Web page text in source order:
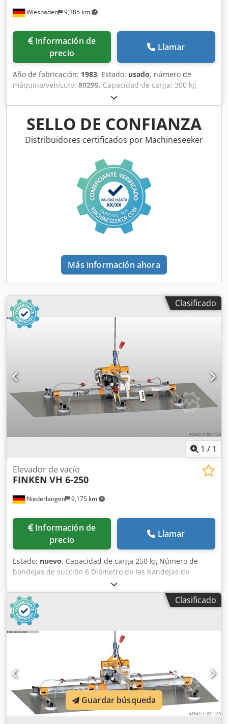
Wiesbaden 9,385 km
Información de
precio
Llamar
Año de fabricación: 1983, Estado: usado, número de
máquina/vehículo: 80295, Capacidad de carga: 300 kg
Djdpfx Ake Rw Nqe Hock Peso: 550 kg Altura de
construcción: 1000 mm
SELLO DE CONFIANZA
Distribuidores certificados por Machineseeker
Más información ahora
Clasificado
1 / 1
Niederlangen 9,175 km
Elevador de vacío
FINKEN VH 6-250
Información de
precio
Llamar
Estado: nuevo, Capacidad de carga 250 kg Número de
bandejas de succión 6 Diámetro de las bandejas de
aspiración 215 mm Elevador por vacío VH 6-250 para el
transporte horizontal de paneles lisos, secos y herméticos.
Robusta estructura portante de acero, pintada en RAL
2000 con bajo peso propio. Compuesta de: - 1x travesaño
longitudinal galvanizado con una longitud de 2.400 mm. -
3x travesaños galvanizados con una longitud de 1.000 mm.
- 6x ventosas articuladas y regulables con resorte - 6x
ventosas Ø 215 mm, en caso de desgaste la junta puede
separarse de su soporte metálico a bajo coste y sin
herramientas. - 6x válvulas de bola para desconectar las
ventosas individuales, de modo que los formatos más
pequeños puedan pueden elevarse sin tener que mover
las ventosas ni los travesaños. - 1x cable de conexión en
Clasificado
Guardar búsqueda